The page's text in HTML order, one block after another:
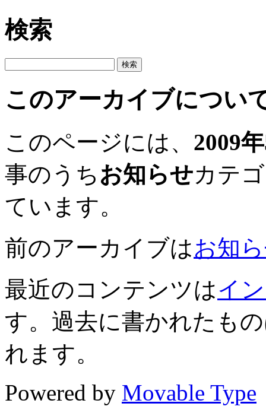
検索
このアーカイブについ
このページには、 2009
事のうち お知らせカテ
ています。
前のアーカイブはお知
最近のコンテンツはイ
す。過去に書かれたも
れます。
Powered by Movable Type